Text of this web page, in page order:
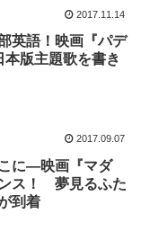
2017.11.14
英語！映画『パデ
本版主題歌を書き
2017.09.07
に―映画『マダ
ス！ 夢見るふた
到着